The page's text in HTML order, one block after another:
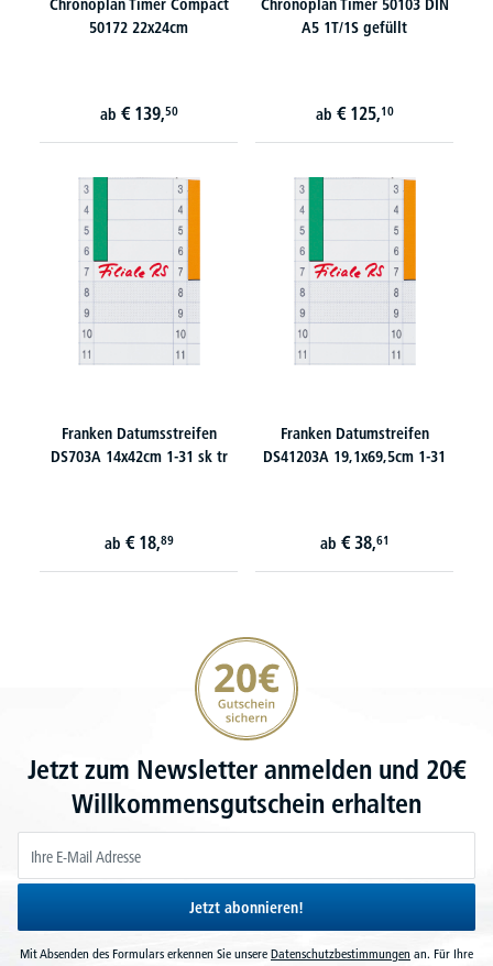
Chronoplan Timer Compact
50172 22x24cm
ab € 139,50
Chronoplan Timer 50103 DIN
A5 1T/1S gefüllt
ab € 125,10
Franken Datumsstreifen
DS703A 14x42cm 1-31 sk tr
ab € 18,89
Franken Datumstreifen
DS41203A 19,1x69,5cm 1-31
ab € 38,61
20€ Gutschein sichern
Jetzt zum Newsletter anmelden und 20€
Willkommensgutschein erhalten
Jetzt abonnieren!
Mit Absenden des Formulars erkennen Sie unsere Datenschutzbestimmungen an. Für Ihre